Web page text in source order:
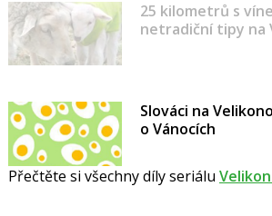
25 kilometrů s
netradiční tipy na
Slováci na
o Vánocích
Přečtěte si všechny díly seriálu